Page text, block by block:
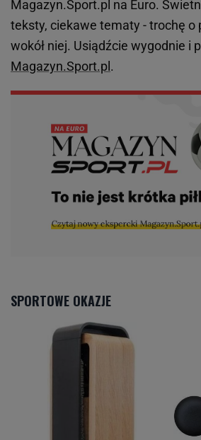
Magazyn.Sport.pl na Euro.
teksty, ciekawe tematy - trochę o
wokół niej. Usiądźcie wygodnie i
Magazyn.Sport.pl .